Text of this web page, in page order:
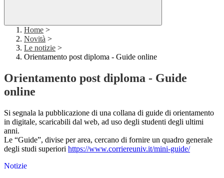
Home >
Novità >
Le notizie >
Orientamento post diploma - Guide online
Orientamento post diploma - Guide
online
Si segnala la pubblicazione di una collana di guide di orientamento
in digitale, scaricabili dal web, ad uso degli studenti degli ultimi
anni.
Le “Guide”, divise per area, cercano di fornire un quadro generale
degli studi superiori https://www.corriereuniv.it/mini-guide/
Notizie